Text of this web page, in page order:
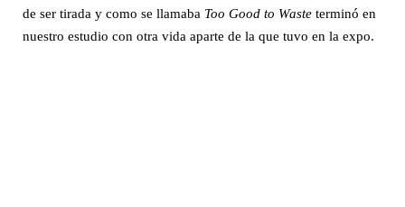
de ser tirada y como se llamaba Too Good to Waste terminó en
nuestro estudio con otra vida aparte de la que tuvo en la expo.